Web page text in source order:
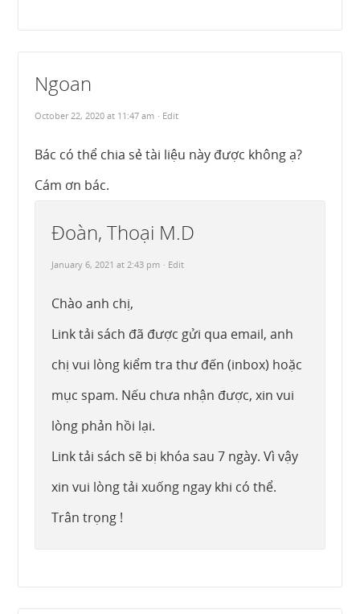
Ngoan
October 22, 2020 at 11:47 am · Edit
Bác có thể chia sẻ tài liệu này được không ạ?
Cám ơn bác.
Đoàn, Thoại M.D
January 6, 2021 at 2:43 pm · Edit
Chào anh chị,
Link tải sách đã được gửi qua email, anh
chị vui lòng kiểm tra thư đến (inbox) hoặc
mục spam. Nếu chưa nhận được, xin vui
lòng phản hồi lại.
Link tải sách sẽ bị khóa sau 7 ngày. Vì vậy
xin vui lòng tải xuống ngay khi có thể.
Trân trọng !